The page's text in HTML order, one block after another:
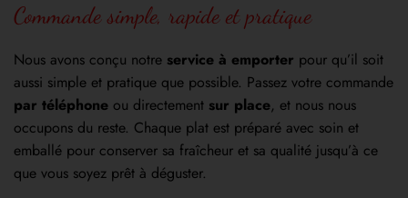
Commande simple, rapide et pratique
Nous avons conçu notre service à emporter pour qu’il soit
aussi simple et pratique que possible. Passez votre commande
par téléphone ou directement sur place, et nous nous
occupons du reste. Chaque plat est préparé avec soin et
emballé pour conserver sa fraîcheur et sa qualité jusqu’à ce
que vous soyez prêt à déguster.